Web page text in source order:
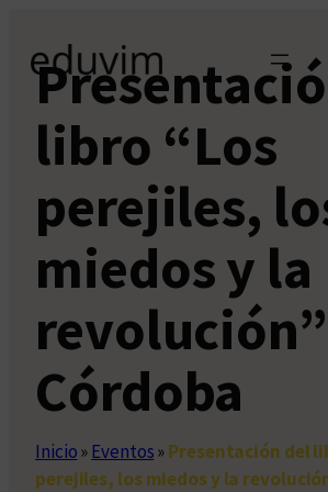
contenido
libro “Los
perejiles,
miedos y la
Córdoba
Inicio» Eventos»Presentación del
perejiles, los miedos y la